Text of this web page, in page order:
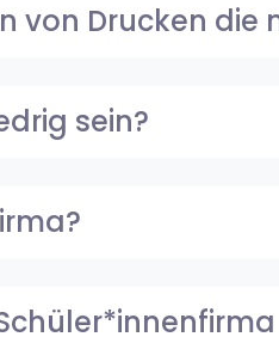
von Drucken die
sein?